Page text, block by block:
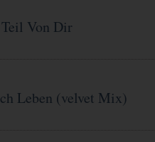
Von Dir
Leben (velvet Mix)